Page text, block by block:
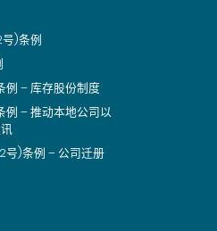
)条例
例 – 库存股份制度
– 推动本地公司以
)条例 – 公司迁册